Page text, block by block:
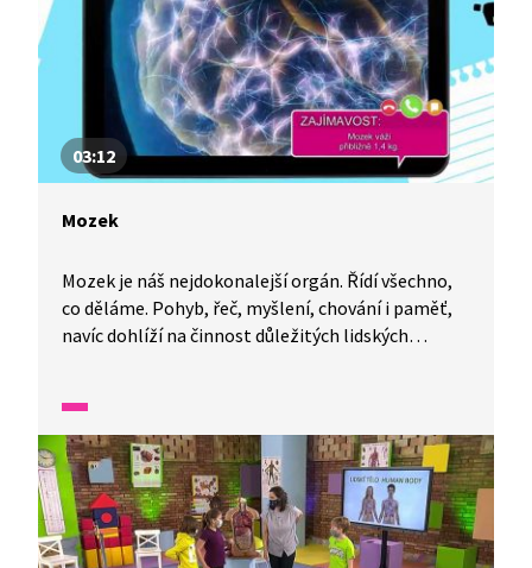
03:12
Mozek
Mozek je náš nejdokonalejší orgán. Řídí všechno,
co děláme. Pohyb, řeč, myšlení, chování i paměť,
navíc dohlíží na činnost důležitých lidských
zkoumání, protože mnohé je stále záhadou. Jak
se o svůj mozek můžeme starat? Různými
cvičeními můžeme podporovat mozkovou
aktivitu, trénujeme tak paměť. Člověk má největší
mozek, ale pozor, počítá se to v poměru k jeho
tělu.